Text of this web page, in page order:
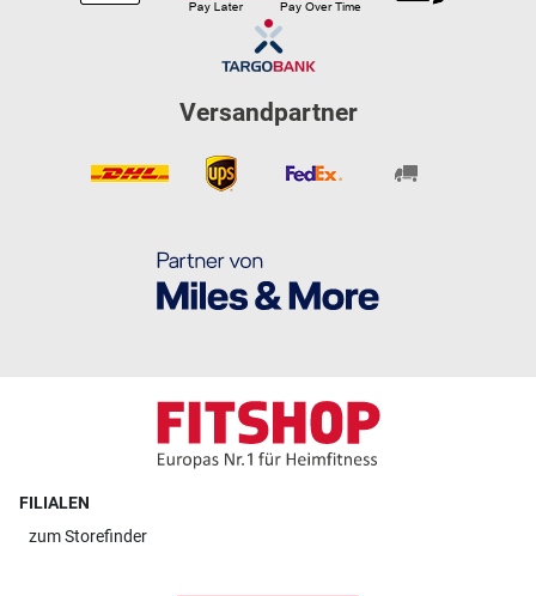
Versandpartner
FILIALEN
zumStorefinder